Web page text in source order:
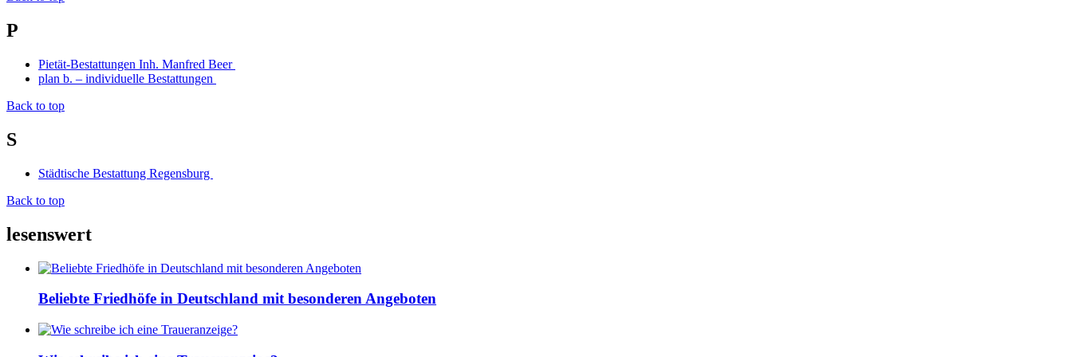
P
Pietät-Bestattungen Inh. Manfred Beer
plan b. – individuelle Bestattungen
Back to top
S
Städtische Bestattung Regensburg
Back to top
lesenswert
Beliebte Friedhöfe in Deutschland mit besonderen Angeboten